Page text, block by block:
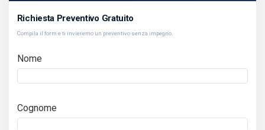
Richiesta Preventivo Gratuito
Compila il form e ti invieremo un preventivo senza impegno.
Nome
Cognome